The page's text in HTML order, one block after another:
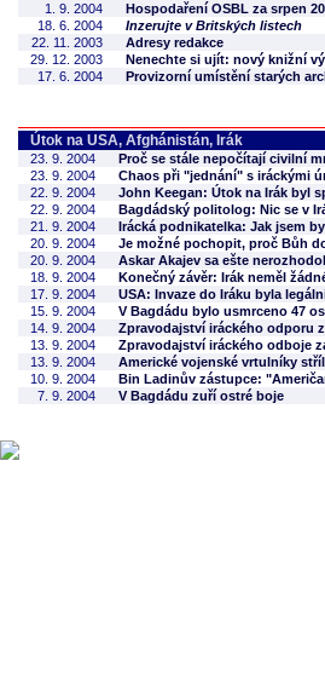
1. 9. 2004
Hospodaření OSBL za srpen
18. 6. 2004
Inzerujte v Britských listech
22. 11. 2003
Adresy redakce
29. 12. 2003
Nenechte si ujít: nový knižní
17. 6. 2004
Provizorní umístění starých
Útok na USA, Afghánistán, Irák
23. 9. 2004
Proč se stále nepočítají civilní
23. 9. 2004
Chaos při "jednání" s iráckými
22. 9. 2004
John Keegan: Útok na Irák byl
22. 9. 2004
Bagdádský politolog: Nic se v
21. 9. 2004
Irácká podnikatelka: Jak jsem
20. 9. 2004
Je možné pochopit, proč Bůh
20. 9. 2004
Askar Akajev sa ešte nerozhodol
18. 9. 2004
Konečný závěr: Irák neměl
17. 9. 2004
USA: Invaze do Iráku byla
15. 9. 2004
V Bagdádu bylo usmrceno 47
14. 9. 2004
Zpravodajství iráckého odporu
13. 9. 2004
Zpravodajství iráckého odboje
13. 9. 2004
Americké vojenské vrtulníky
10. 9. 2004
Bin Ladinův zástupce:
7. 9. 2004
V Bagdádu zuří ostré boje